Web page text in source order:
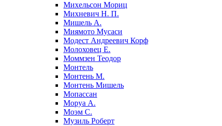
Михельсон Мориц
Михневич Н. П.
Мишель А.
Миямото Мусаси
Модест Андреевич Корф
Молоховец Е.
Моммзен Теодор
Монтель
Монтень М.
Монтень Мишель
Мопассан
Моруа А.
Моэм С.
Музиль Роберт